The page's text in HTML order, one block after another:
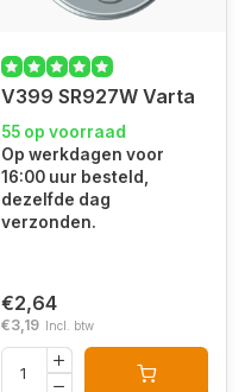
V399 SR927W Varta
55 op voorraad
Op werkdagen voor
16:00 uur besteld,
dezelfde dag
verzonden.
€2,64
€3,19 Incl. btw